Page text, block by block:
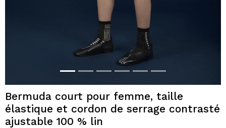
Bermuda court pour femme, taille
élastique et cordon de serrage contrasté
ajustable 100 % lin